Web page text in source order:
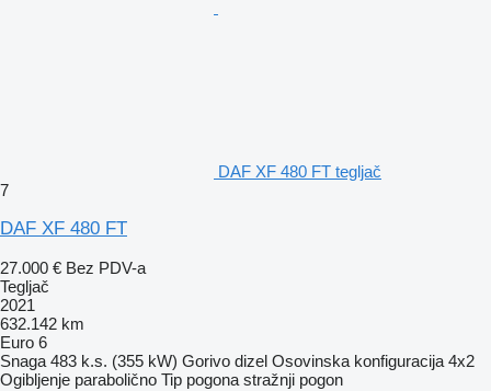
DAF XF 480 FT tegljač
7
DAF XF 480 FT
27.000 € Bez PDV-a
Tegljač
2021
632.142 km
Euro 6
Snaga 483 k.s. (355 kW) Gorivo dizel Osovinska konfiguracija 4x2
Ogibljenje parabolično Tip pogona stražnji pogon